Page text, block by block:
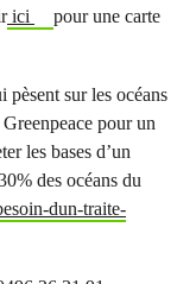
ici
pour une carte
pèsent sur les océans
pour un
les bases d’un
des océans du
dun-traite-